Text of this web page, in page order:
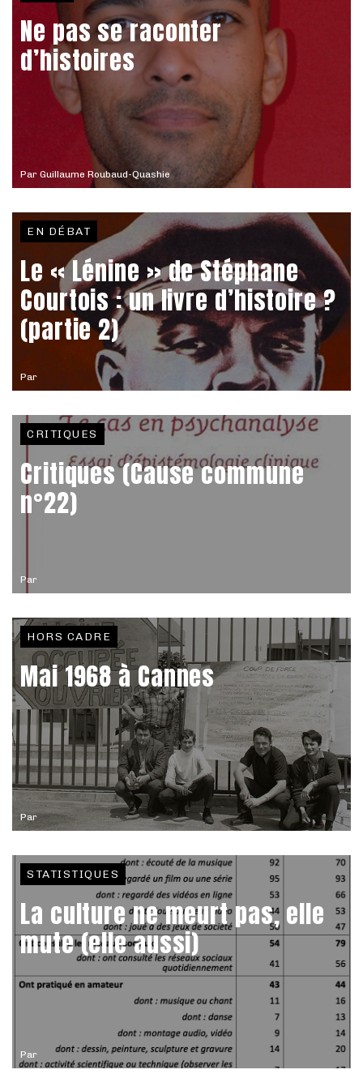
Par Guillaume Roubaud-Quashie
Ne pas se raconter
d’histoires
Par
EN DÉBAT
Le « Lénine » de Stéphane
Courtois : un livre d’histoire ?
(partie 2)
Par
CRITIQUES
Critiques (Cause commune
n°22)
Par
HORS CADRE
Mai 1968 à Cannes
Par
STATISTIQUES
La culture ne meurt pas, elle
mute (elle aussi)